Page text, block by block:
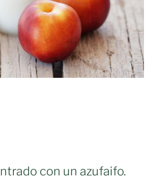
con un azufaifo.